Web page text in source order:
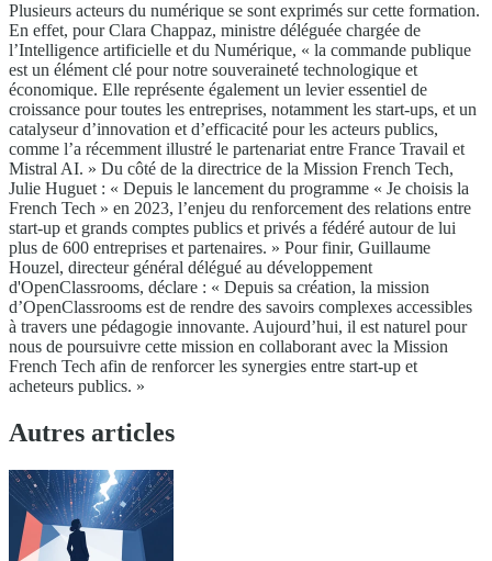
Plusieurs acteurs du numérique se sont exprimés sur cette formation.
En effet, pour Clara Chappaz, ministre déléguée chargée de
l’Intelligence artificielle et du Numérique, « la commande publique
est un élément clé pour notre souveraineté technologique et
économique. Elle représente également un levier essentiel de
croissance pour toutes les entreprises, notamment les start-ups, et un
catalyseur d’innovation et d’efficacité pour les acteurs publics,
comme l’a récemment illustré le partenariat entre France Travail et
Mistral AI. » Du côté de la directrice de la Mission French Tech,
Julie Huguet : « Depuis le lancement du programme « Je choisis la
French Tech » en 2023, l’enjeu du renforcement des relations entre
start-up et grands comptes publics et privés a fédéré autour de lui
plus de 600 entreprises et partenaires. » Pour finir, Guillaume
Houzel, directeur général délégué au développement
d'OpenClassrooms, déclare : « Depuis sa création, la mission
d’OpenClassrooms est de rendre des savoirs complexes accessibles
à travers une pédagogie innovante. Aujourd’hui, il est naturel pour
nous de poursuivre cette mission en collaborant avec la Mission
French Tech afin de renforcer les synergies entre start-up et
acheteurs publics. »
Autres articles